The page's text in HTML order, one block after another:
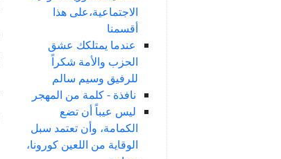
الاجتماعية،على هذا
أقسمنا
عندما يمتلكك عشق
الحزب والأمة شكراً
للرفيق وسيم سالم
نافذة - كلمة من المهجر
ليس عيباً أن تضع
الكمامة، وأن تعتمد سبل
الوقاية من اللعين كورونا،